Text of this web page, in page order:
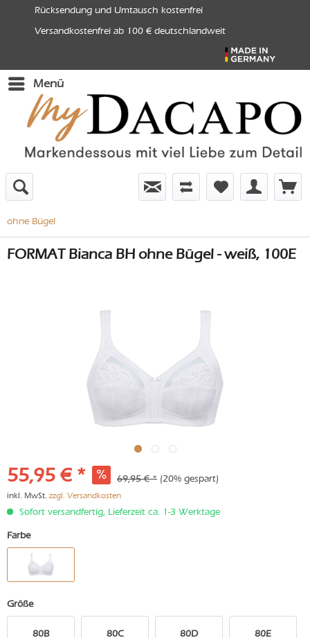
Rücksendung und Umtausch kostenfrei
Versandkostenfrei ab 100 € deutschlandweit
Menü
ohne Bügel
FORMAT Bianca BH ohne Bügel - weiß, 100E
55,95 € * 69,95 € * (20% gespart)
inkl. MwSt. zzgl. Versandkosten
Sofort versandfertig, Lieferzeit ca. 1-3 Werktage
Farbe
Größe
80B 80C 80D 80E